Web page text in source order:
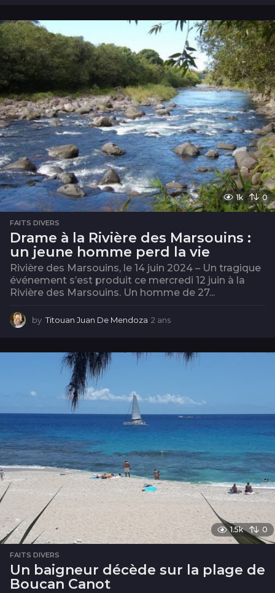
s
1k 0
FAITS DIVERS
Drame à la Rivière des Marsouins :
un jeune homme perd la vie
Rivière des Marsouins, le 14 juin 2024 – Un tragique
événement s’est produit ce mercredi 12 juin à la
Rivière des Marsouins. Un homme de 27...
by Titouan Juan De Mendoza 2 ans
s
1.5k 0
FAITS DIVERS
Un baigneur décède sur la plage de
Boucan Canot